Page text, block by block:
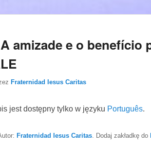
amizade e o benefício
Fraternidad Iesus Caritas
jest dostępny tylko w języku Português.
Fraternidad Iesus Caritas . Dodaj zakładkę do